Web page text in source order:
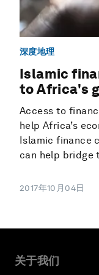
深度地理
Islamic
to Africa's
Access to
help Africa’s
Islamic finance
can help bridge
2017年10月04日
关于我们